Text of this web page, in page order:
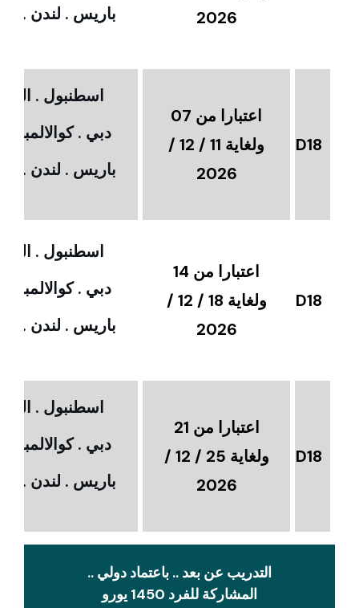
2026
باريس . لندن .
D18
اعتبارا من 07
ولغاية 11 / 12 /
2026
اسطنبول .
دبي .
باريس . لندن .
D18
اعتبارا من 14
ولغاية 18 / 12 /
2026
اسطنبول .
دبي .
باريس . لندن .
D18
اعتبارا من 21
ولغاية 25 / 12 /
2026
اسطنبول .
دبي .
باريس . لندن .
التدريب عن بعد .. باعتماد دولي ..
المشاركة للفرد 1450 يورو